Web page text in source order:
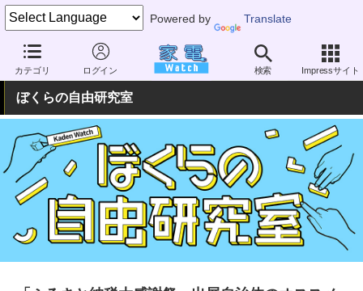
Powered by Translate
カテゴリ ログイン 検索 Impressサイト
家電 Watch 自由研究室 お買い物＆キャンペーン
ぼくらの自由研究室